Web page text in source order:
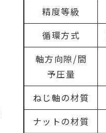
精度等級
循環方式
軸方向隙/間
予圧量
ねじ軸の材質
ナットの材質